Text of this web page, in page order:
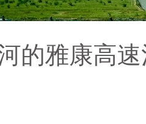
的雅康高